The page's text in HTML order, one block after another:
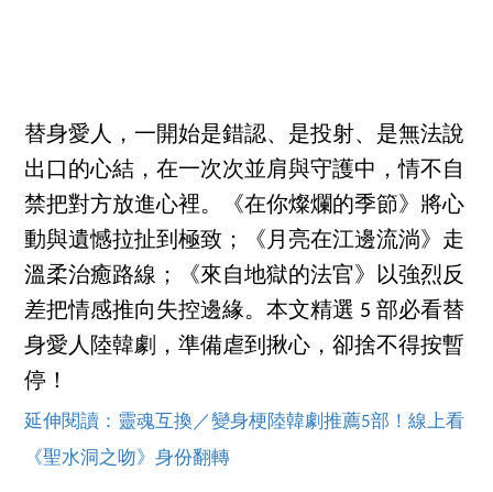
替身愛人，一開始是錯認、是投射、是無法說
出口的心結，在一次次並肩與守護中，情不自
禁把對方放進心裡。《在你燦爛的季節》將心
動與遺憾拉扯到極致；《月亮在江邊流淌》走
溫柔治癒路線；《來自地獄的法官》以強烈反
差把情感推向失控邊緣。本文精選 5 部必看替
身愛人陸韓劇，準備虐到揪心，卻捨不得按暫
停！
延伸閱讀：靈魂互換／變身梗陸韓劇推薦5部！線上看
《聖水洞之吻》身份翻轉